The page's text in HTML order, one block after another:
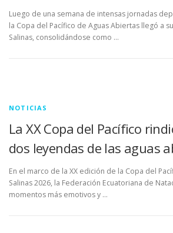
Luego de una semana de intensas jornadas
la Copa del Pacífico de Aguas Abiertas llegó a
Salinas, consolidándose como …
NOTICIAS
La XX Copa del Pacífico
dos leyendas de las aguas
En el marco de la XX edición de la Copa del
Salinas 2026, la Federación Ecuatoriana de
momentos más emotivos y …